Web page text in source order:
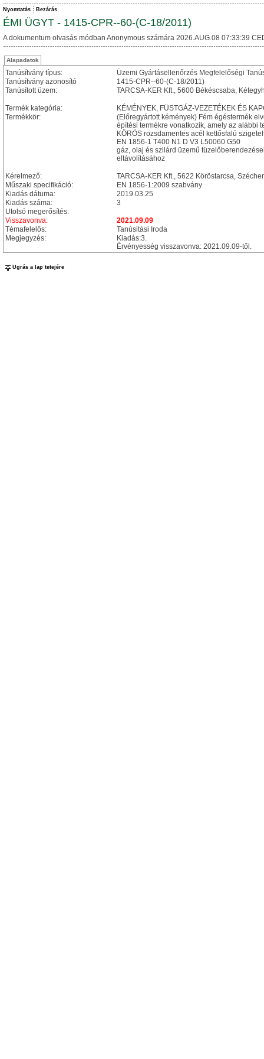
Nyomtatás Bezárás
ÉMI ÜGYT - 1415-CPR--60-(C-18/2011)
A dokumentum olvasás módban Anonymous számára 2026.AUG.08 07:33:39
Alapadatok
Tanúsítvány típus:
Üzemi Gyártásellenőrzés Megfelelőségi
Tanúsítvány azonosító
1415-CPR--60-(C-18/2011)
Tanúsított üzem:
TARCSA-KER Kft., 5600 Békéscsaba,
Termék kategória:
KÉMÉNYEK, FÜSTGÁZ-VEZETÉKEK ÉS
Termékkör:
(Előregyártott kémények) Fém égéstermék
építési termékre vonatkozik, amely az alábbi
KÖRÖS rozsdamentes acél kettősfalú
EN 1856-1 T400 N1 D V3 L50060 G50
gáz, olaj és szilárd üzemű
eltávolításához
Kérelmező:
TARCSA-KER Kft., 5622 Köröstarcsa,
Műszaki specifikáció:
EN 1856-1:2009 szabvány
Kiadás dátuma:
2019.03.25
Kiadás száma:
3
Utolsó megerősítés:
Visszavonva:
2021.09.09
Témafelelős:
Tanúsitási Iroda
Megjegyzés:
Kiadás:3.
Érvényesség visszavonva: 2021.09.09-től.
Ugrás a lap tetejére